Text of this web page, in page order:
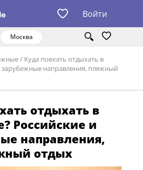
Войти
Москва
/ Куда поехать отдыхать в
зарубежные направления, пляжный
отдыхать в
Российские и
направления,
отдых